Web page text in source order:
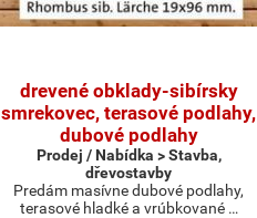
drevené obklady-sibírsky
smrekovec, terasové podlahy,
dubové podlahy
Prodej / Nabídka > Stavba,
dřevostavby
Predám masívne dubové podlahy,
terasové hladké a vrúbkované …